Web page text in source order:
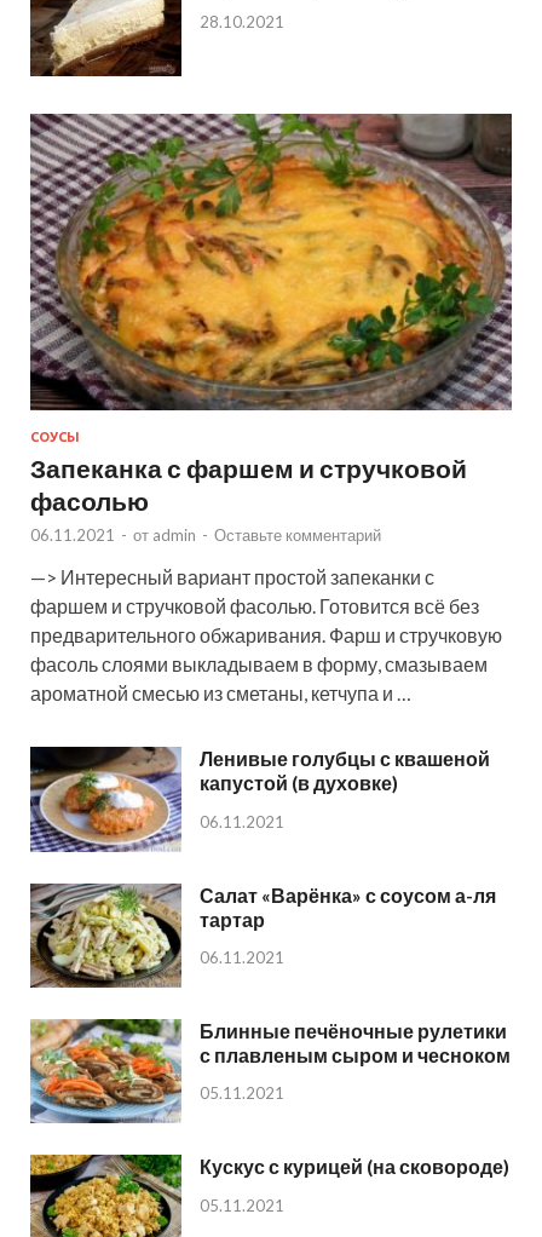
28.10.2021
СОУСЫ
Запеканка с фаршем и стручковой
фасолью
06.11.2021 - от admin - Оставьте комментарий
—> Интересный вариант простой запеканки с
фаршем и стручковой фасолью. Готовится всё без
предварительного обжаривания. Фарш и стручковую
фасоль слоями выкладываем в форму, смазываем
ароматной смесью из сметаны, кетчупа и …
Ленивые голубцы с квашеной
капустой (в духовке)
06.11.2021
Салат «Варёнка» с соусом а-ля
тартар
06.11.2021
Блинные печёночные рулетики
с плавленым сыром и чесноком
05.11.2021
Кускус с курицей (на сковороде)
05.11.2021